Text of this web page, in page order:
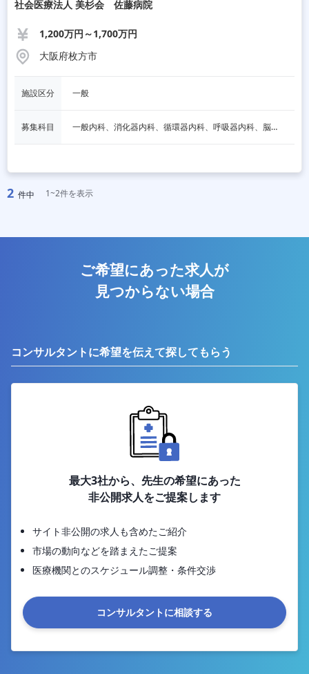
社会医療法人 美杉会 佐藤病院
1,200万円～1,700万円
大阪府枚方市
施設区分 一般
募集科目 一般内科、消化器内科、循環器内科、呼吸器内科、脳神経内科、内分泌内科、一般外科、消化器外科、整形外科、リハビリテーション科、泌尿器科、放射線科、その他
2 件中 1~2件を表示
ご希望にあった求人が
見つからない場合
コンサルタントに希望を伝えて探してもらう
最大3社から、先生の希望にあった
非公開求人をご提案します
サイト非公開の求人も含めたご紹介
市場の動向などを踏まえたご提案
医療機関とのスケジュール調整・条件交渉
コンサルタントに相談する